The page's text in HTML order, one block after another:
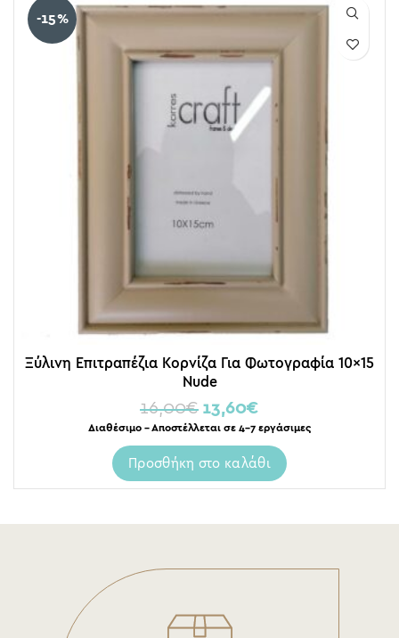
-15%
Ξύλινη Επιτραπέζια Κορνίζα Για Φωτογραφία 10×15
Nude
16,00€ 13,60€
Διαθέσιμο – Αποστέλλεται σε 4-7 εργάσιμες
Προσθήκη στο καλάθι